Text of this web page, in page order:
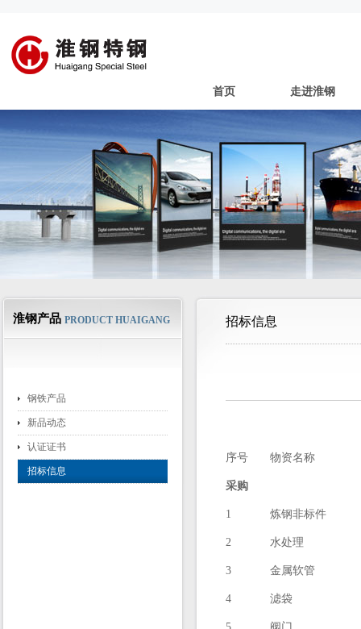
首页 走进淮钢
淮钢产品 PRODUCT HUAIGANG
钢铁产品
新品动态
认证证书
招标信息
招标信息
序号 物资名称
采购
1 炼钢非标件
2 水处理
3 金属软管
4 滤袋